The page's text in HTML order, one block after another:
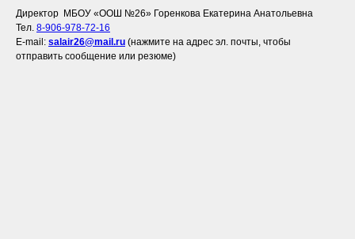
Директор МБОУ «ООШ №26» Горенкова Екатерина Анатольевна
Тел. 8-906-978-72-16
E-mail: salair26@mail.ru (нажмите на адрес эл. почты, чтобы
отправить сообщение или резюме)